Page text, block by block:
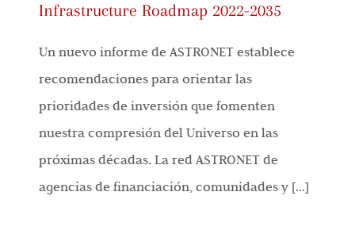
Infrastructure Roadmap 2022-2035
Un nuevo informe de ASTRONET establece
recomendaciones para orientar las
prioridades de inversión que fomenten
nuestra compresión del Universo en las
próximas décadas. La red ASTRONET de
agencias de financiación, comunidades y [...]